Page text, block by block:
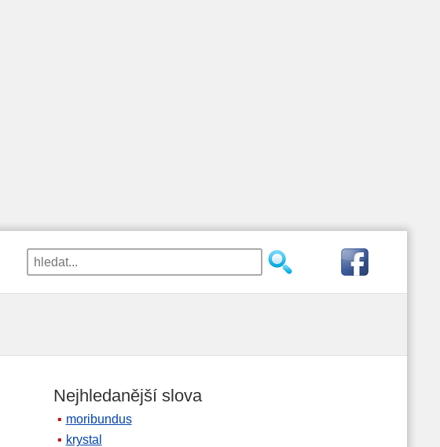
Nejhledanější slova
moribundus
krystal